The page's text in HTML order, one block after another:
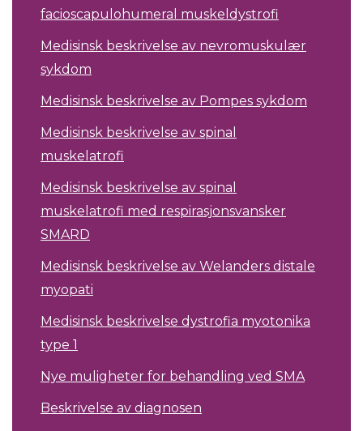
facioscapulohumeral muskeldystrofi
Medisinsk beskrivelse av nevromuskulær
sykdom
Medisinsk beskrivelse av Pompes sykdom
Medisinsk beskrivelse av spinal
muskelatrofi
Medisinsk beskrivelse av spinal
muskelatrofi med respirasjonsvansker
SMARD
Medisinsk beskrivelse av Welanders distale
myopati
Medisinsk beskrivelse dystrofia myotonika
type 1
Nye muligheter for behandling ved SMA
Beskrivelse av diagnosen